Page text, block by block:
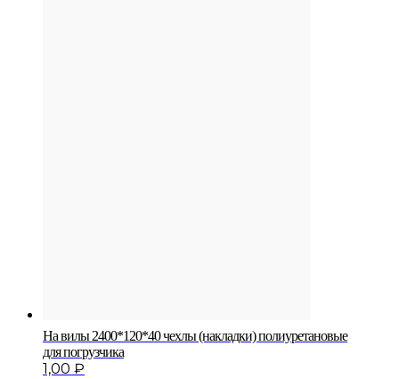
На вилы 2400*120*40 чехлы (накладки) полиуретановые
для погрузчика
1,00 ₽